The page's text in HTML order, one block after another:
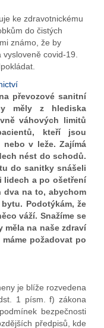
ke zdravotnickému
do čistých
známo, že by
covid-19.
převozové sanitní
měly z hlediska
váhových limitů
kteří jsou
v leže. Zajímá
nést do schodů.
do sanitky snášeli
lidech a po ošetření
dva na to, abychom
Podotýkám, že
váží. Snažíme se
na naše zdraví
požadovat po
je blíže rozvedena
1 písm. f) zákona
bezpečnosti
předpisů, kde